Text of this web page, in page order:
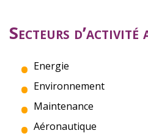
Secteurs d’activité
Energie
Environnement
Maintenance
Aéronautique